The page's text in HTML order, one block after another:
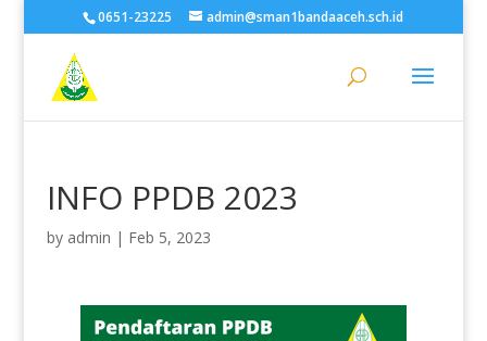
0651-23225 admin@sman1bandaaceh.sch.id
INFO PPDB 2023
by admin | Feb 5, 2023